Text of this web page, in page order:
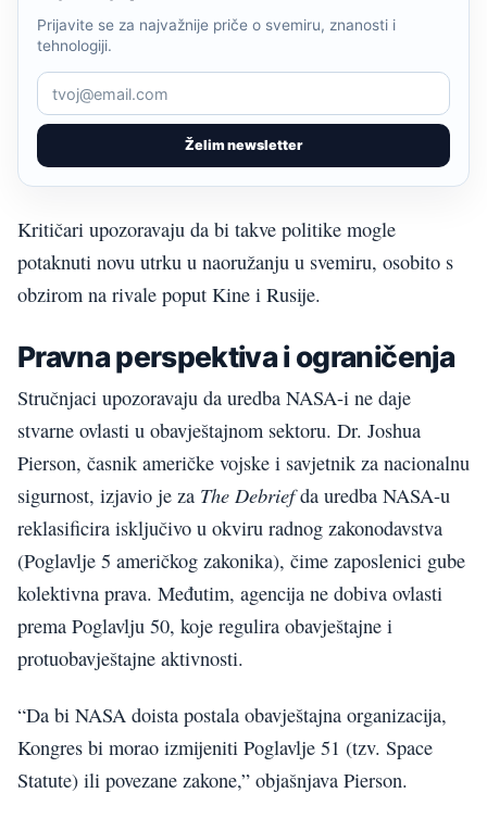
Želim newsletter
Prijavite se za najvažnije priče o svemiru, znanosti i
tehnologiji.
Kritičari upozoravaju da bi takve politike mogle
potaknuti novu utrku u naoružanju u svemiru, osobito s
obzirom na rivale poput Kine i Rusije.
Pravna perspektiva i ograničenja
Stručnjaci upozoravaju da uredba NASA-i ne daje
stvarne ovlasti u obavještajnom sektoru. Dr. Joshua
Pierson, časnik američke vojske i savjetnik za nacionalnu
sigurnost, izjavio je za The Debriefda uredba NASA-u
reklasificira isključivo u okviru radnog zakonodavstva
(Poglavlje 5 američkog zakonika), čime zaposlenici gube
kolektivna prava. Međutim, agencija ne dobiva ovlasti
prema Poglavlju 50, koje regulira obavještajne i
protuobavještajne aktivnosti.
“Da bi NASA doista postala obavještajna organizacija,
Kongres bi morao izmijeniti Poglavlje 51 (tzv. Space
Statute) ili povezane zakone,” objašnjava Pierson.